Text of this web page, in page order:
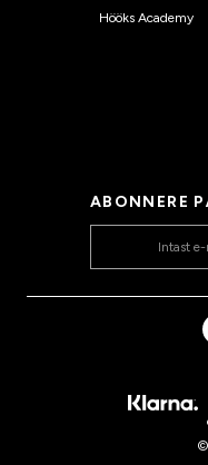
Hööks Academy
ABONNERE
©